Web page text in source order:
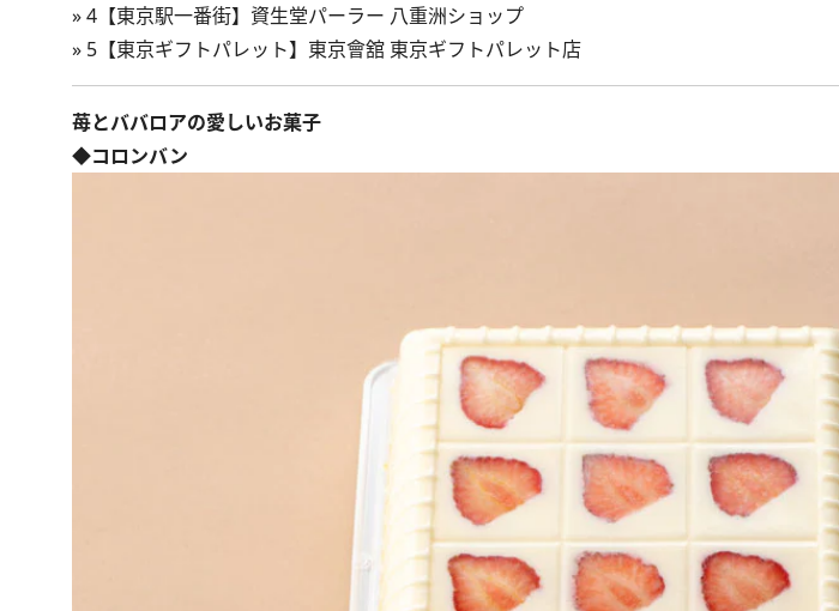
»4【東京駅一番街】資生堂パーラー 八重洲ショップ
» 5【東京ギフトパレット】東京會舘 東京ギフトパレット店
苺とババロアの愛しいお菓子
◆コロンバン